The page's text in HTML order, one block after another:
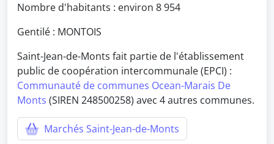
Nombre d'habitants : environ 8 954
Gentilé : MONTOIS
Saint-Jean-de-Monts fait partie de l'établissement
public de coopération intercommunale (EPCI) :
Communauté de communes Ocean-Marais De
Monts (SIREN 248500258) avec 4 autres communes.
Marchés Saint-Jean-de-Monts